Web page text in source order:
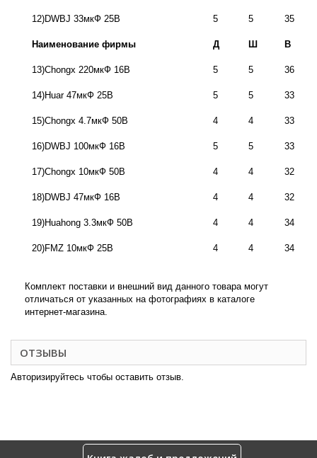
12)DWBJ 33мкФ 25В 5 5 35
Наименование фирмы Д Ш В
13)Chongx 220мкФ 16В 5 5 36
14)Huar 47мкФ 25В 5 5 33
15)Chongx 4.7мкФ 50В 4 4 33
16)DWBJ 100мкФ 16В 5 5 33
17)Chongx 10мкФ 50В 4 4 32
18)DWBJ 47мкФ 16В 4 4 32
19)Huahong 3.3мкФ 50В 4 4 34
20)FMZ 10мкФ 25В 4 4 34
Комплект поставки и внешний вид данного товара могут
отличаться от указанных на фотографиях в каталоге
интернет-магазина.
ОТЗЫВЫ
Авторизируйтесь чтобы оставить отзыв.